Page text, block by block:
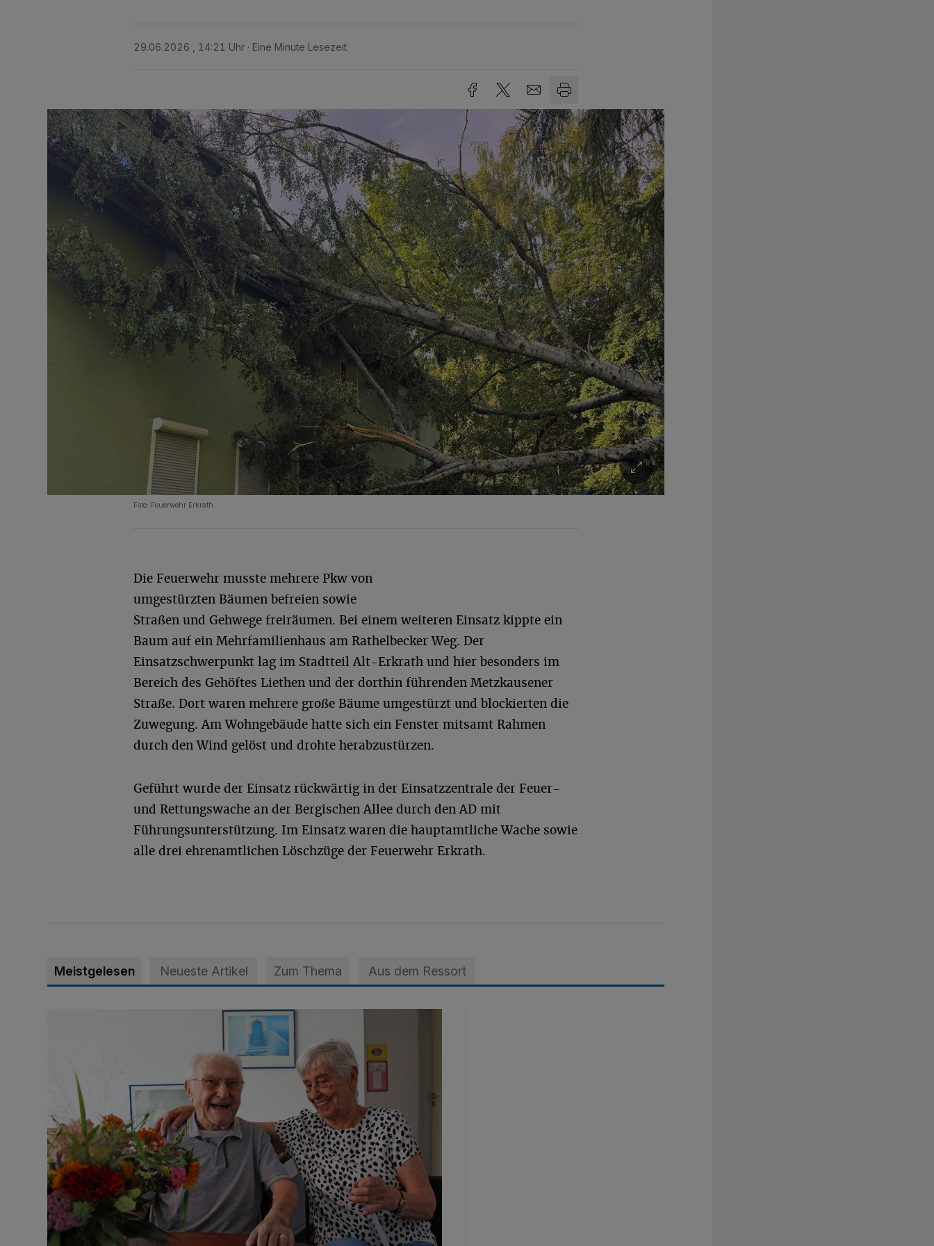
29.06.2026 , 14:21 Uhr Eine Minute Lesezeit
Foto: Feuerwehr Erkrath
Die Feuerwehr musste mehrere Pkw von
umgestürzten Bäumen befreien sowie
Straßen und Gehwege freiräumen. Bei einem weiteren Einsatz kippte ein
Baum auf ein Mehrfamilienhaus am Rathelbecker Weg. Der
Einsatzschwerpunkt lag im Stadtteil Alt-Erkrath und hier besonders im
Bereich des Gehöftes Liethen und der dorthin führenden Metzkausener
Straße. Dort waren mehrere große Bäume umgestürzt und blockierten die
Zuwegung. Am Wohngebäude hatte sich ein Fenster mitsamt Rahmen
durch den Wind gelöst und drohte herabzustürzen.
Geführt wurde der Einsatz rückwärtig in der Einsatzzentrale der Feuer-
und Rettungswache an der Bergischen Allee durch den AD mit
Führungsunterstützung. Im Einsatz waren die hauptamtliche Wache sowie
alle drei ehrenamtlichen Löschzüge der Feuerwehr Erkrath.
Meistgelesen Neueste Artikel Zum Thema Aus dem Ressort